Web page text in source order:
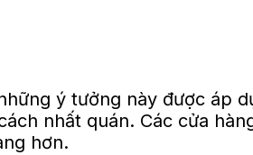
ý tưởng này được áp
nhất quán. Các cửa
hơn.